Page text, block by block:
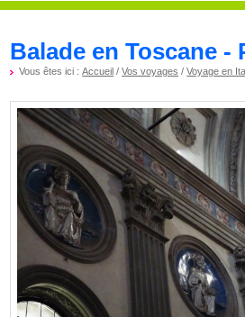
Balade en Toscane -
Vous êtes ici :Accueil /Vos voyages /Voyage en